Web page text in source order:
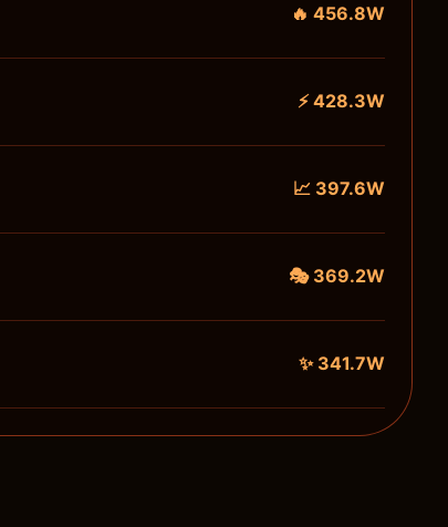
🔥 456.8W
⚡ 428.3W
📈 397.6W
🎭 369.2W
✨ 341.7W